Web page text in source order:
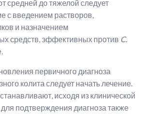
средней до тяжелой следует
с введением растворов,
и назначением
средств, эффективных против C.
первичного диагноза
колита следует начать лечение.
исходя из клинической
подтверждения диагноза также